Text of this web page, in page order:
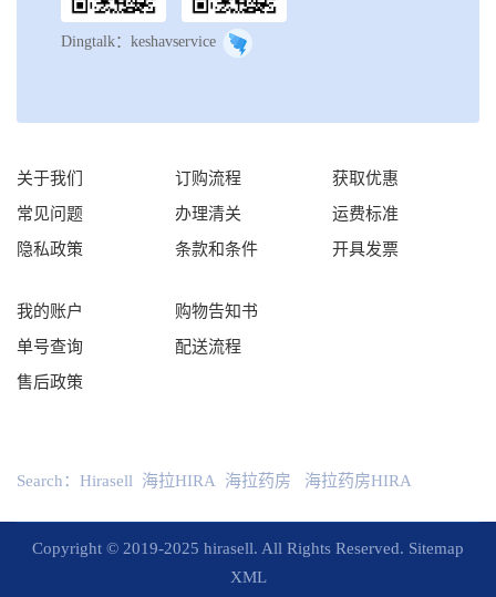
Dingtalk：keshavservice
关于我们
常见问题
隐私政策
订购流程
办理清关
条款和条件
获取优惠
运费标准
开具发票
我的账户
单号查询
售后政策
购物告知书
配送流程
Search： Hirasell 海拉HIRA 海拉药房 海拉药房HIRA
Copyright © 2019-2025 hirasell. All Rights Reserved. Sitemap
XML